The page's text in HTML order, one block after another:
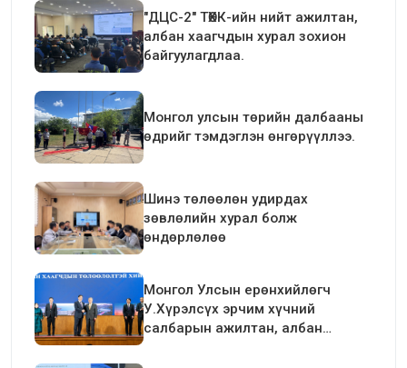
"ДЦС-2" ТӨХК-ийн нийт ажилтан,
албан хаагчдын хурал зохион
байгуулагдлаа.
Монгол улсын төрийн далбааны
өдрийг тэмдэглэн өнгөрүүллээ.
Шинэ төлөөлөн удирдах
зөвлөлийн хурал болж
өндөрлөлөө
Монгол Улсын ерөнхийлөгч
У.Хүрэлсүх эрчим хүчний
салбарын ажилтан, албан